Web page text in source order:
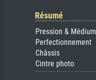
Résumé
Pression & Médium
Perfectionnement
Châssis
Cintre photo